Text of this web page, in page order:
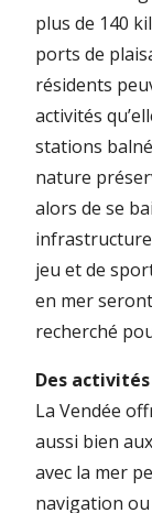
plus de 140
ports de
résidents
activités
stations
nature
alors de se
jeu et de
en mer
recherché
Des
La Vendée
aussi bien
avec la mer
navigation